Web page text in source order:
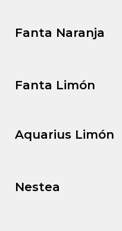
Fanta Naranja
Fanta Limón
Aquarius Limón
Nestea